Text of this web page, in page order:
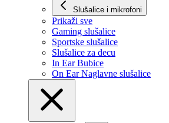
Slušalice i mikrofoni
Prikaži svе
Gaming slušalice
Sportske slušalice
Slušalice za decu
In Ear Bubice
On Ear Naglavne slušalice